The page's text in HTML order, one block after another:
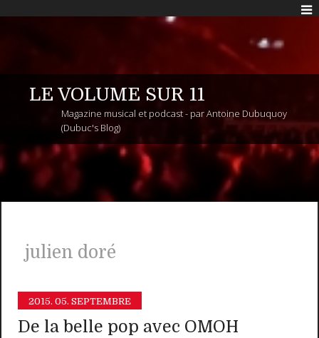
LE VOLUME SUR 11
Magazine musical et podcast - par Antoine Dubuquoy
(Dubuc's Blog)
julien doré
2015. 05. SEPTEMBRE
De la belle pop avec OMOH